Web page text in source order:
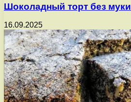
Шоколадный торт без муки
16.09.2025